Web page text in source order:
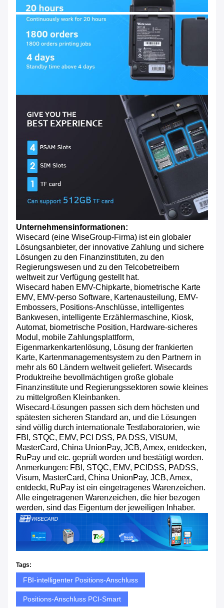
Unternehmensinformationen:
Wisecard (eine WiseGroup-Firma) ist ein globaler
Lösungsanbieter, der innovative Zahlung und sichere
Lösungen zu den Finanzinstituten, zu den
Regierungswesen und zu den Telcobetreibern
weltweit zur Verfügung gestellt hat.
Wisecard haben EMV-Chipkarte, biometrische Karte
EMV, EMV-perso Software, Kartenausteilung, EMV-
Embossers, Positions-Anschlüsse, intelligentes
Bankwesen, intelligente Erzählermaschine, Kiosk,
Automat, biometrische Position, Hardware-sicheres
Modul, mobile Zahlungsplattform,
Eigenmarkenkartenlösung, Lösung der frankierten
Karte, Kartenmanagementsystem zu den Partnern in
mehr als 60 Ländern weltweit geliefert. Wisecards
Produktreihe bevollmächtigen große globale
Finanzinstitute und Regierungssektoren sowie kleines
zu mittelgroßen Kleinbanken.
Wisecard-Lösungen passen sich dem höchsten und
spätesten sicheren Standard an, und die Lösungen
sind völlig durch internationale Testlaboratorien, wie
FBI, STQC, EMV, PCI DSS, PA DSS, VISUM,
MasterCard, China UnionPay, JCB, Amex, entdecken,
RuPay und etc. geprüft worden und bestätigt worden.
Anmerkungen: FBI, STQC, EMV, PCIDSS, PADSS,
Visum, MasterCard, China UnionPay, JCB, Amex,
entdeckt, RuPay ist ein eingetragenes Warenzeichen.
Alle eingetragenen Warenzeichen, die hier bezogen
werden, sind das Eigentum der jeweiligen Inhaber.
Tags:
FBI-intelligenter Positions-Anschluss
Positions-Anschluss PCI-Smart